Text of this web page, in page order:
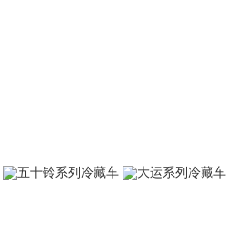
五十铃系列冷藏车 大运系列冷藏车